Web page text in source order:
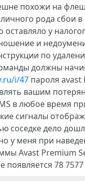
похожи на
рода сбои
у
и
по
должны
i/47 пароля
вашим
в любое время
сигналы
соседке дело
у меня при
Avast Premium
появляется 78 7577